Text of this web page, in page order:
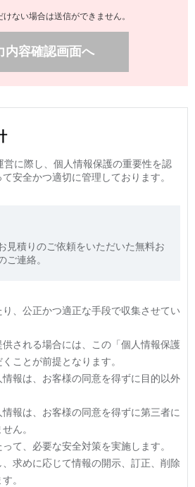
ない場合は送信ができません。
内容確認画面へ
営に際し、個人情報保護の重要性を認
安全かつ適切に管理しております。
見積りのご依頼をいただいた無料お
ご連絡。
、公正かつ適正な手段で収集させてい
される場合には、この「個人情報保護
ことが前提となります。
報は、お客様の同意を得ずに目的以外
報は、お客様の同意を得ずに第三者に
ん。
て、必要な安全対策を実施します。
求めに応じて情報の開示、訂正、削除
。